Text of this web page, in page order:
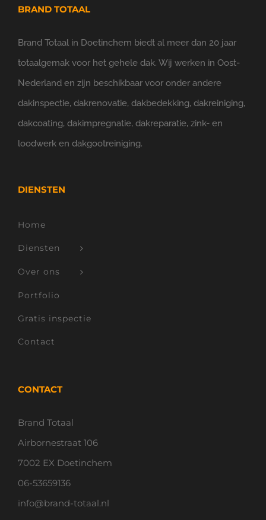
BRAND TOTAAL
Brand Totaal in Doetinchem biedt al meer dan 20 jaar
totaalgemak voor het gehele dak. Wij werken in Oost-
Nederland en zijn beschikbaar voor onder andere
dakinspectie, dakrenovatie, dakbedekking, dakreiniging,
dakcoating, dakimpregnatie, dakreparatie, zink- en
loodwerk en dakgootreiniging.
DIENSTEN
Home
Diensten
Over ons
Portfolio
Gratis inspectie
Contact
CONTACT
Brand Totaal
Airbornestraat 106
7002 EX Doetinchem
06-53659136
info@brand-totaal.nl